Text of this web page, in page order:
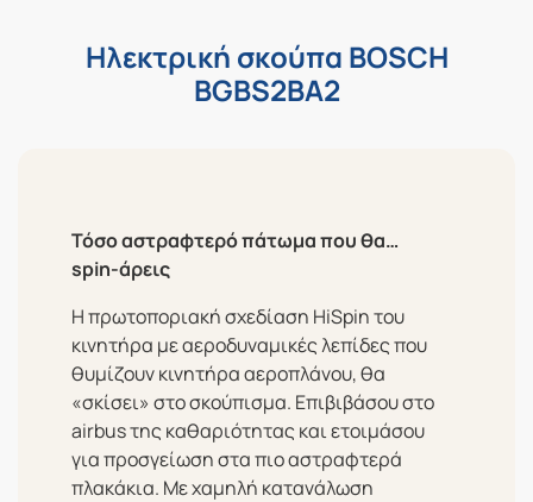
Ηλεκτρική σκούπα BOSCH
BGBS2BA2
Τόσο αστραφτερό πάτωμα που θα…
spin-άρεις
Η πρωτοποριακή σχεδίαση HiSpin του
κινητήρα με αεροδυναμικές λεπίδες που
θυμίζουν κινητήρα αεροπλάνου, θα
«σκίσει» στο σκούπισμα. Επιβιβάσου στο
airbus της καθαριότητας και ετοιμάσου
για προσγείωση στα πιο αστραφτερά
πλακάκια. Με χαμηλή κατανάλωση